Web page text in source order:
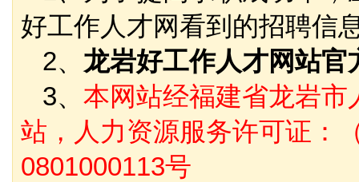
好工作人才网看到的招聘信
2、 龙岩好工作人才网站
3、 本网站经福建省龙岩
站，人力资源服务许可证：
0801000113号